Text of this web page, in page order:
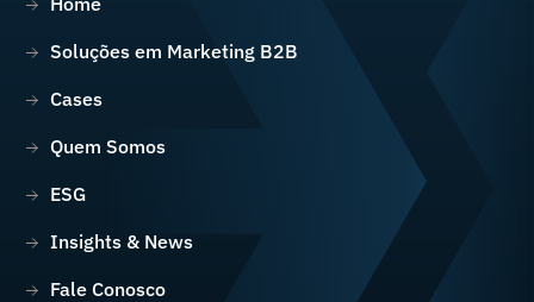
Soluções em Marketing B2B
Cases
Quem Somos
ESG
Insights & News
Fale Conosco